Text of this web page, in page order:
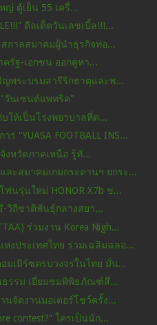
ตู้เย็น 55 เครื่...
ดีลเด็ดวันเลขเบิ้ล!!!...
สกาลสมาคมผู้นำธุรกิจท่อ...
รัฐ-เอกชน ออกคูหา...
พระบรมสารีริกธาตุและพ...
วันเซนต์แพทริค"
ให้เป็นโรงพยาบาลที่ด...
"YUASA FOOTBALL INS...
งหวัดภาคเหนือ รู้ทั...
ละสมาคมเกมกระดานฯ ยกระ...
ฟนรุ่นใหม่ HONOR X7b ช...
วิถีชาติพันธุ์กลางสยา...
ร่วมงาน Korea Nigh...
ห่งประเทศไทย ร่วมเฉลิมฉลอ...
เมิร์ซครบวงจรในไทย มั่น...
ธรรม เยี่ยมชมพิพิธภัณฑ์สึ...
นจัดงานมอเตอร์โชว์ครั้ง...
contest?” ใครเป็นนัก...